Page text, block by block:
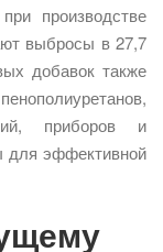
производстве
выбросы в 27,7
добавок также
приборов и
для эффективной